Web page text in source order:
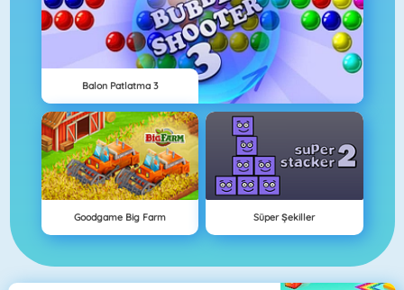
Balon Patlatma 3
Goodgame Big Farm Süper Şekiller